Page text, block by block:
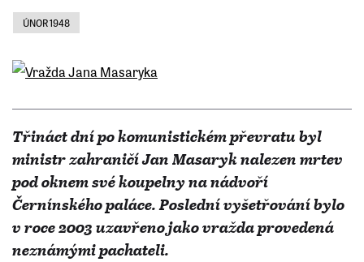
ÚNOR 1948
Třináct dní po komunistickém převratu byl
ministr zahraničí Jan Masaryk nalezen mrtev
pod oknem své koupelny na nádvoří
Černínského paláce. Poslední vyšetřování bylo
v roce 2003 uzavřeno jako vražda provedená
neznámými pachateli.